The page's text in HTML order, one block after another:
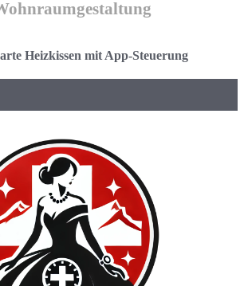
Heizkissen mit App-Steuerung